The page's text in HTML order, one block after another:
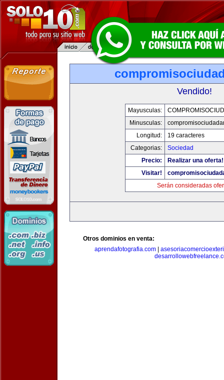
Vendido!
Mayusculas:
Minusculas:
Longitud:
19 caracteres
Categorias:
Sociedad
Precio:
Realizar una oferta!
Visitar!
Serán consideradas
Otros dominios en venta:
aprendafotografia.com